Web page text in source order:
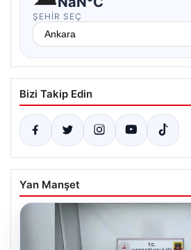
ŞEHIR SEÇ
Bizi Takip Edin
Yan Manşet